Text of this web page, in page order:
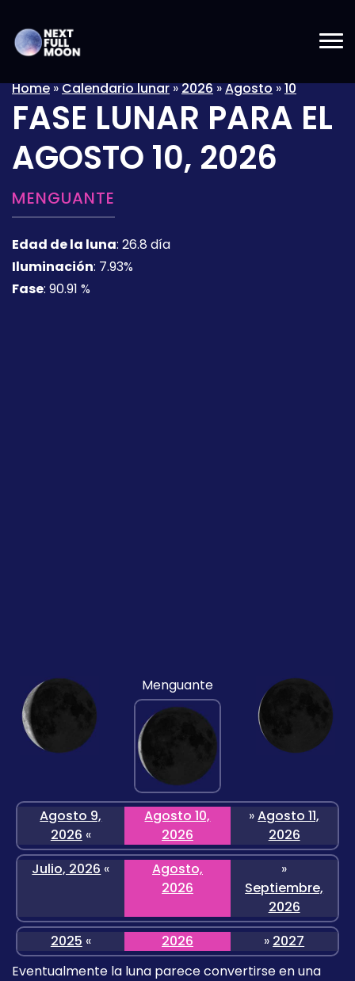
Home»Calendario lunar»2026»Agosto»10
FASE LUNAR PARA EL
AGOSTO 10, 2026
MENGUANTE
Edad de la luna: 26.8 día
Iluminación: 7.93%
Fase: 90.91 %
Menguante
Agosto 9,
2026 «
Agosto 10,
2026
»Agosto 11,
2026
Julio, 2026 «
Agosto,
2026
»
Septiembre,
2026
2025 « 2026 » 2027
Eventualmente la luna parece convertirse en una